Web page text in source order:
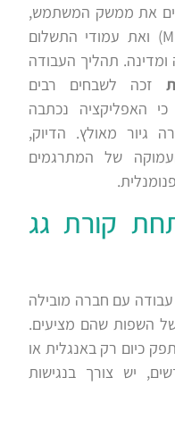
את ממשק המשתמש,
את ההנחיות הקצרות (Microcopy) ואת עמודי התשלום
ומדינה. תהליך העבודה
זכה לשבחים רבים
האפליקציה נכתבה
גיור מאולץ. הדיוק,
של המתרגמים
קורת גג
עבודה עם חברה מובילה
השפות שהם מציעים.
כיום רק באנגלית או
יש צורך בנגישות